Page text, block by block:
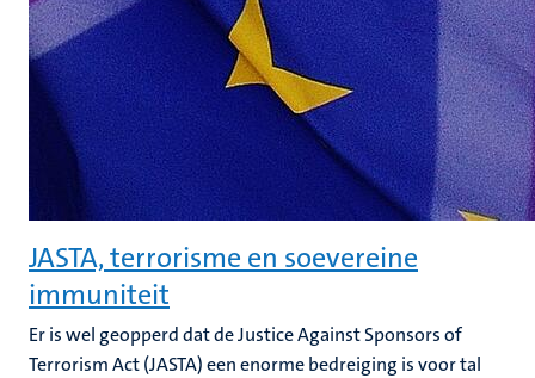
JASTA, terrorisme en soevereine
immuniteit
Er is wel geopperd dat de Justice Against Sponsors of
Terrorism Act (JASTA) een enorme bedreiging is voor tal